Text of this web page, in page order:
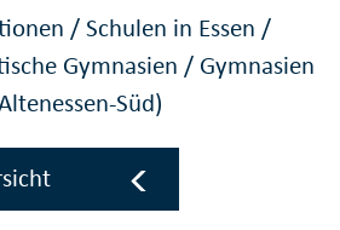
/Schulen in Essen /
Gymnasien / Gymnasien
Süd)